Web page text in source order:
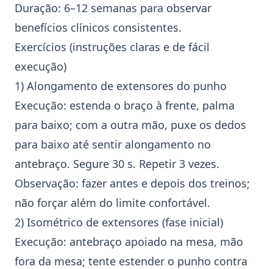
Duração: 6–12 semanas para observar
benefícios clínicos consistentes.
Exercícios (instruções claras e de fácil
execução)
1) Alongamento de extensores do punho
Execução: estenda o braço à frente, palma
para baixo; com a outra mão, puxe os dedos
para baixo até sentir alongamento no
antebraço. Segure 30 s. Repetir 3 vezes.
Observação: fazer antes e depois dos treinos;
não forçar além do limite confortável.
2) Isométrico de extensores (fase inicial)
Execução: antebraço apoiado na mesa, mão
fora da mesa; tente estender o punho contra